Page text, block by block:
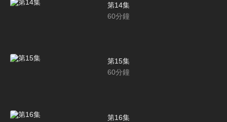
第14集
60分鐘
第15集
60分鐘
第16集